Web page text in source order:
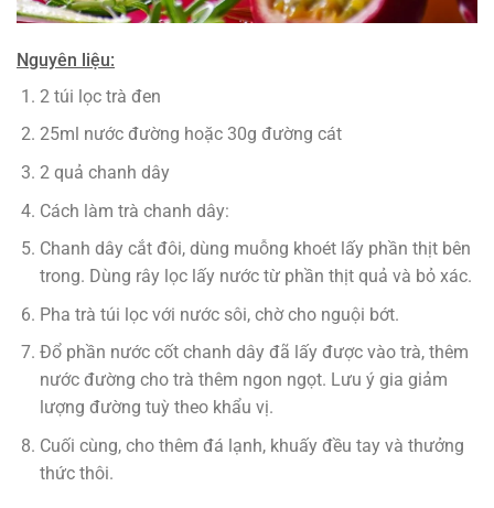
Nguyên liệu:
2 túi lọc trà đen
25ml nước đường hoặc 30g đường cát
2 quả chanh dây
Cách làm trà chanh dây:
Chanh dây cắt đôi, dùng muỗng khoét lấy phần thịt bên
trong. Dùng rây lọc lấy nước từ phần thịt quả và bỏ xác.
Pha trà túi lọc với nước sôi, chờ cho nguội bớt.
Đổ phần nước cốt chanh dây đã lấy được vào trà, thêm
nước đường cho trà thêm ngon ngọt. Lưu ý gia giảm
lượng đường tuỳ theo khẩu vị.
Cuối cùng, cho thêm đá lạnh, khuấy đều tay và thưởng
thức thôi.